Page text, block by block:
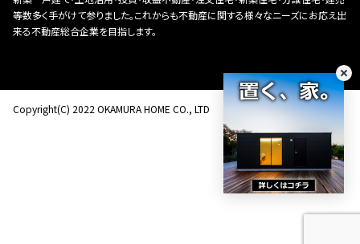
等数多く手がけて参りました。これからも不動産に関する様々なニーズにお応え出
来る不動産総合企業を目指します。
Copyright(C) 2022 OKAMURA HOME CO., LTD